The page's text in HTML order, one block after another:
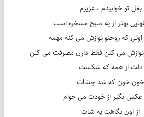
بغل تو خوابیدم ، عزیزم
بهتر از یه صبح مسخره است
که روحتو نوازش می کنه مهمه
نوازش می کنن فقط دارن مصرفت می کنن
دلت از همه که شکست
خون خون که شد چشات
عکس بگیر از خودت می خوام
از اون نگاهت یه شات